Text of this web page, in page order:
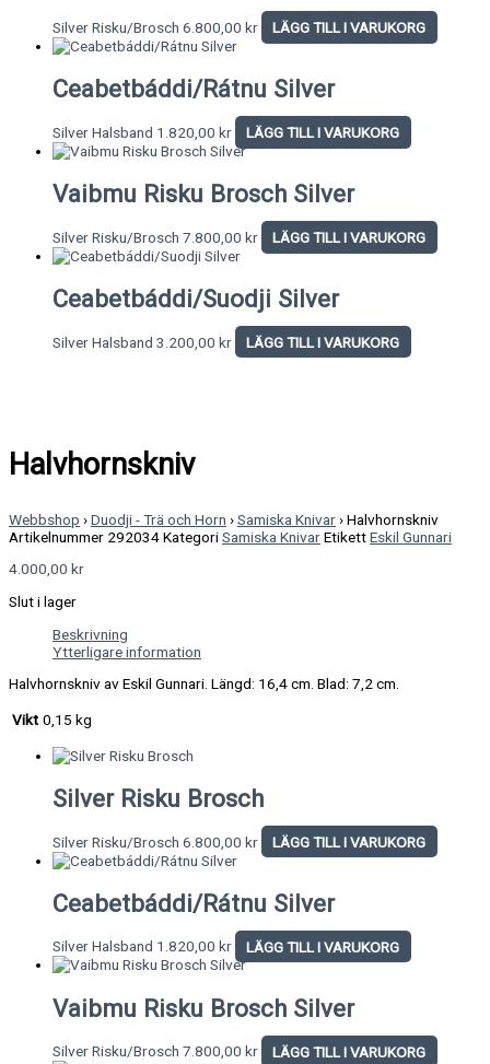
Silver Risku/Brosch 6.800,00 kr LÄGG TILL I VARUKORG
Ceabetbáddi/Rátnu Silver
Silver Halsband 1.820,00 kr LÄGG TILL I VARUKORG
Vaibmu Risku Brosch Silver
Silver Risku/Brosch 7.800,00 kr LÄGG TILL I VARUKORG
Ceabetbáddi/Suodji Silver
Silver Halsband 3.200,00 kr LÄGG TILL I VARUKORG
Halvhornskniv
Webbshop ›Duodji - Trä och Horn ›Samiska Knivar›Halvhornskniv
Artikelnummer 292034KategoriSamiska KnivarEtikettEskil Gunnari
4.000,00 kr
Slut i lager
Beskrivning
Ytterligare information
Halvhornskniv av Eskil Gunnari. Längd: 16,4 cm. Blad: 7,2 cm.
Vikt 0,15 kg
Silver Risku Brosch
Silver Risku/Brosch 6.800,00 kr LÄGG TILL I VARUKORG
Ceabetbáddi/Rátnu Silver
Silver Halsband 1.820,00 kr LÄGG TILL I VARUKORG
Vaibmu Risku Brosch Silver
Silver Risku/Brosch 7.800,00 kr LÄGG TILL I VARUKORG